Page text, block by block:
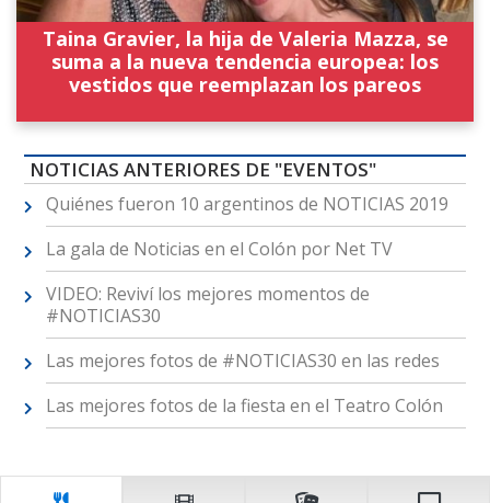
Taina Gravier, la hija de Valeria Mazza, se
suma a la nueva tendencia europea: los
vestidos que reemplazan los pareos
NOTICIAS ANTERIORES DE "EVENTOS"
Quiénes fueron 10 argentinos de NOTICIAS 2019
La gala de Noticias en el Colón por Net TV
VIDEO: Reviví los mejores momentos de
#NOTICIAS30
Las mejores fotos de #NOTICIAS30 en las redes
Las mejores fotos de la fiesta en el Teatro Colón